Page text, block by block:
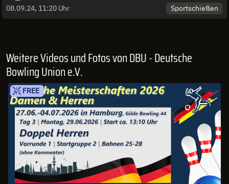
08.09.24, 11:20 Uhr
Sportschießen
Weitere Videos und Fotos von DBU - Deutsche
Bowling Union e.V.
FREE